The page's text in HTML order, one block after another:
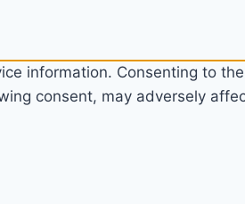
information. Consenting to
consent, may adversely